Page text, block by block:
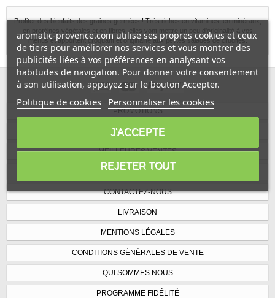
Profiter des bienfaits des graines germées ! Très riches en vitamines, en minéraux,
en protéines végétales et en fibres, elles vont mettre un peu d'originalité à vos
menus et apportent croquant et originalité aux petites salades de crudités.
PROMOTIONS
NOUVEAUX PRODUITS
MEILLEURES VENTES
NOS MAGASINS
CONTACTEZ-NOUS
LIVRAISON
MENTIONS LÉGALES
CONDITIONS GÉNÉRALES DE VENTE
QUI SOMMES NOUS
PROGRAMME FIDÉLITÉ
aromatic-provence.com utilise ses propres cookies et ceux
de tiers pour améliorer nos services et vous montrer des
publicités liées à vos préférences en analysant vos
habitudes de navigation. Pour donner votre consentement
à son utilisation, appuyez sur le bouton Accepter.
Politique de cookies Personnaliser les cookies
REJETER TOUT
J'ACCEPTE